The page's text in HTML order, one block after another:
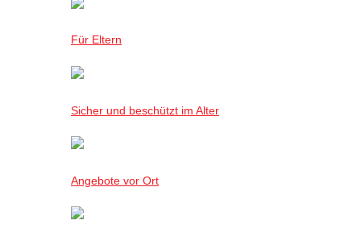
Für Eltern
Sicher und beschützt im Alter
Angebote vor Ort